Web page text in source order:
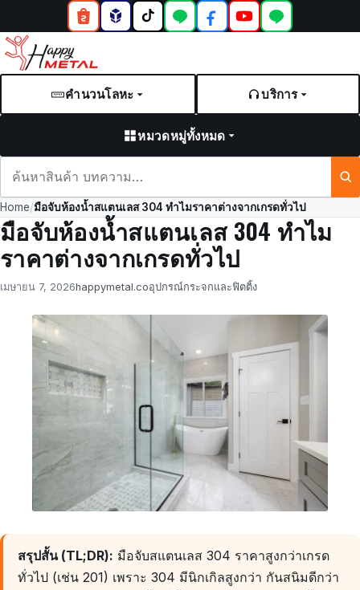
คำนวนโลหะ บริการ
หมวดหมู่ทั้งหมด
และ
บทความ
Home/มือจับห้องน้ำสแตนเลส 304 ทำไมราคาต่างจากเกรดทั่วไป
มือจับห้องน้ำสแตนเลส 304 ทำไม
ราคาต่างจากเกรดทั่วไป
Posted
เมษายน 7, 2026by
happymetal.coin
อุปกรณ์กระจกและฟิตติ้ง
สรุปสั้น (TL;DR): มือจับสแตนเลส 304 ราคาสูงกว่าเกรด
ทั่วไป (เช่น 201) เพราะ 304 มีนิกเกิลสูงกว่า กันสนิมดีกว่า